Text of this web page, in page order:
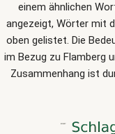
einem ähnlichen
angezeigt, Wörter mit
oben gelistet. Die
im Bezug zu Flamberg
Zusammenhang ist